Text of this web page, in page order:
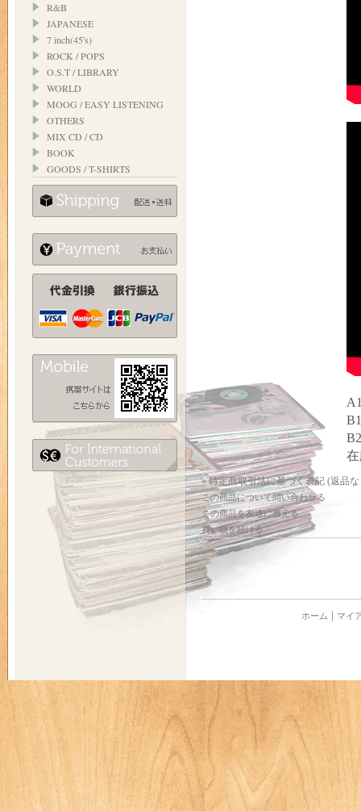
R&B
JAPANESE
7 inch(45's)
ROCK / POPS
O.S.T / LIBRARY
WORLD
MOOG / EASY LISTENING
OTHERS
MIX CD / CD
BOOK
GOODS / T-SHIRTS
» 特定商取引法に基づく表記 (返品
この商品について問い合わせる
この商品を友達に教える
買い物を続ける
ホーム マイ